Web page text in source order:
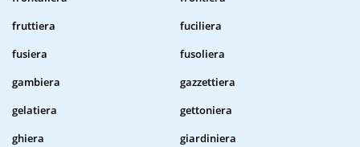
fruttiera
fuciliera
fusiera
fusoliera
gambiera
gazzettiera
gelatiera
gettoniera
ghiera
giardiniera